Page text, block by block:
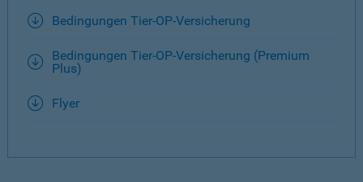
Bedingungen Tier-OP-Versicherung
Bedingungen Tier-OP-Versicherung (Premium
Plus)
Flyer